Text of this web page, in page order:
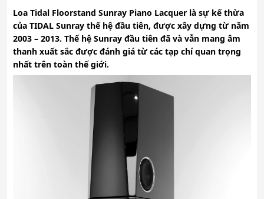
Loa Tidal Floorstand Sunray Piano Lacquer là sự kế thừa
của TIDAL Sunray thế hệ đầu tiên, được xây dựng từ năm
2003 – 2013. Thế hệ Sunray đầu tiên đã và vẫn mang âm
thanh xuất sắc được đánh giá từ các tạp chí quan trọng
nhất trên toàn thế giới.